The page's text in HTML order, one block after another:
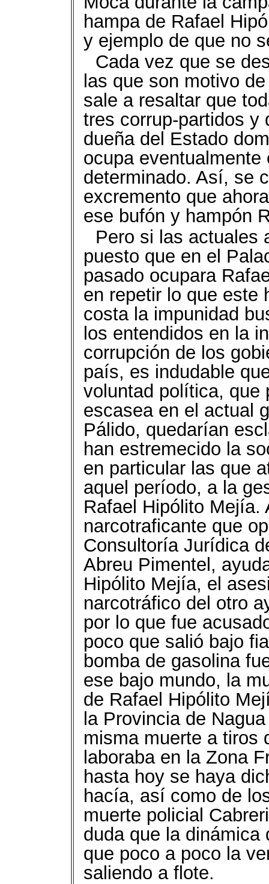
hampa de Rafael
y ejemplo de que no
Cada vez que se
las que son motivo
sale a resaltar que
tres corrup-partidos y
dueña del Estado
ocupa
determinado. Así, se
excremento que
ese bufón y hampón
Pero si las actuales
puesto que en el
pasado ocupara
en repetir lo que este
costa la impunidad
los entendidos en la
corrupción de los
país, es indudable
voluntad política, que
escasea en el actual
Pálido, quedarían
han estremecido la
en particular las que
aquel período, a la
Rafael Hipólito
narcotraficante que
Consultoría Jurídica
Abreu Pimentel,
Hipólito Mejía, el
narcotráfico del otro
por lo que fue
poco que salió bajo
bomba de gasolina
ese bajo mundo, la
de Rafael Hipólito
la Provincia de
misma muerte a tiros
laboraba en la Zona
hasta hoy se haya
hacía, así como de
muerte policial
duda que la
que poco a poco la
saliendo a flote.